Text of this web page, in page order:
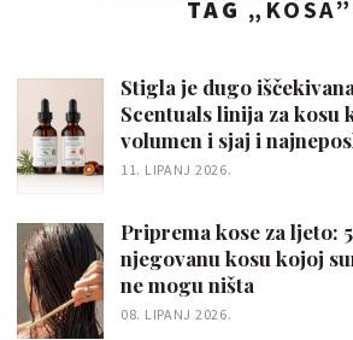
TAG „ KOSA”
Stigla je dugo
Scentuals linija za kosu
volumen i sjaj i
11. LIPANJ 2026.
Priprema kose za ljeto:
njegovanu kosu kojoj
ne mogu ništa
08. LIPANJ 2026.